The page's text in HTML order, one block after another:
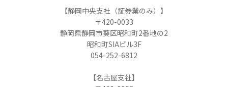
【静岡中央支社（証券業のみ）】
〒420-0033
静岡県静岡市葵区昭和町2番地の2
昭和町SIAビル3F
054-252-6812
【名古屋支社】